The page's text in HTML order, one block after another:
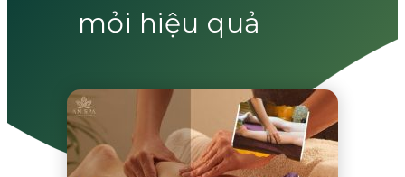
mỏi hiệu quả